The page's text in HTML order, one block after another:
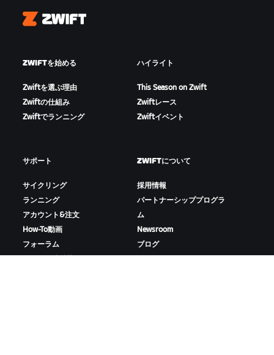
Zwift
ZWIFTを始める
Zwiftを選ぶ理由
Zwiftの仕組み
Zwiftでランニング
ハイライト
This Season on Zwift
Zwiftレース
Zwiftイベント
サポート
サイクリング
ランニング
アカウント&注文
How-To動画
フォーラム
ZWIFTについて
採用情報
パートナーシッププログラ
ム
Newsroom
ブログ